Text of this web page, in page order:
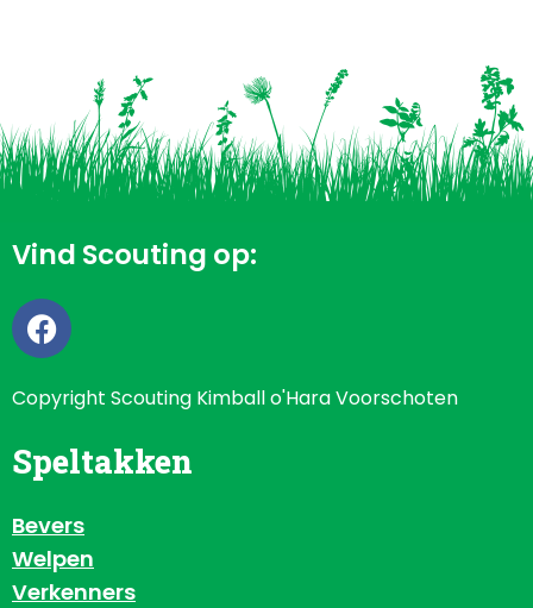
Vind Scouting op:
Copyright Scouting Kimball o'Hara Voorschoten
Speltakken
Bevers
Welpen
Verkenners